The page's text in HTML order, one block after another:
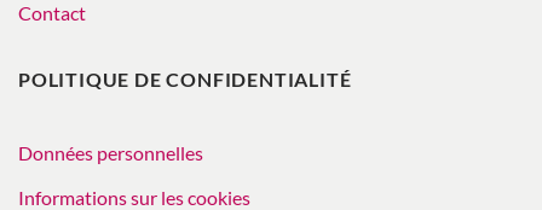
Contact
POLITIQUE DE CONFIDENTIALITÉ
Données personnelles
Informations sur les cookies